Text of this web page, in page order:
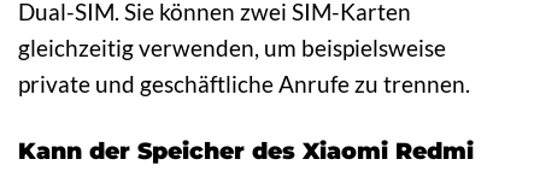
Dual-SIM. Sie können zwei SIM-Karten
gleichzeitig verwenden, um beispielsweise
private und geschäftliche Anrufe zu trennen.
Kann der Speicher des Xiaomi Redmi